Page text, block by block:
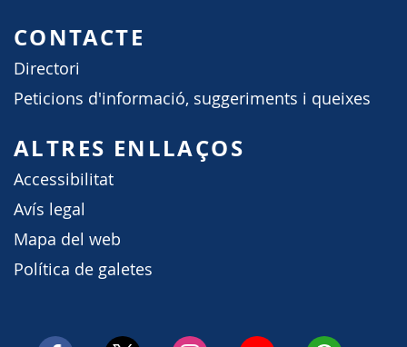
CONTACTE
Directori
Peticions d'informació, suggeriments i queixes
ALTRES ENLLAÇOS
Accessibilitat
Avís legal
Mapa del web
Política de galetes